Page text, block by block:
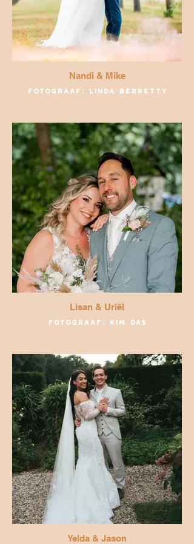
Nandi & Mike
Fotograaf: Linda Berretty
Lisan & Uriël
Fotograaf: Kim Das
Yelda & Jason